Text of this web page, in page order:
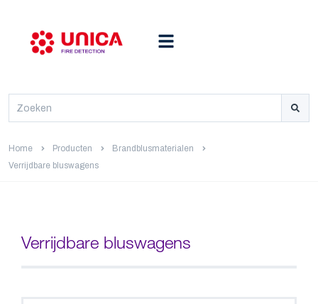
Home Producten
Brandblusmaterialen
Verrijdbare bluswagens
Verrijdbare bluswagens